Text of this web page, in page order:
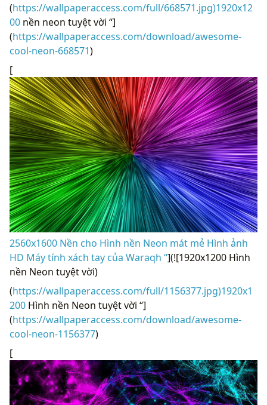
(https://wallpaperaccess.com/full/668571.jpg)1920x12
00 nền neon tuyệt vời “]
(https://wallpaperaccess.com/download/awesome-
cool-neon-668571)
[
2560x1600 Nền cho Hình nền Neon mát mẻ Hình ảnh
HD Máy tính xách tay của Waraqh “](![1920x1200 Hình
nền Neon tuyệt vời)
(https://wallpaperaccess.com/full/1156377.jpg)1920x1
200 Hình nền Neon tuyệt vời “]
(https://wallpaperaccess.com/download/awesome-
cool-neon-1156377)
[